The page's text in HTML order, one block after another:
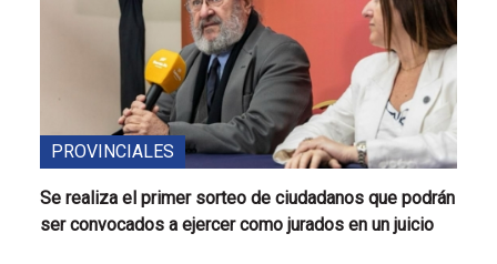
PROVINCIALES
Se realiza el primer sorteo de ciudadanos que podrán
ser convocados a ejercer como jurados en un juicio